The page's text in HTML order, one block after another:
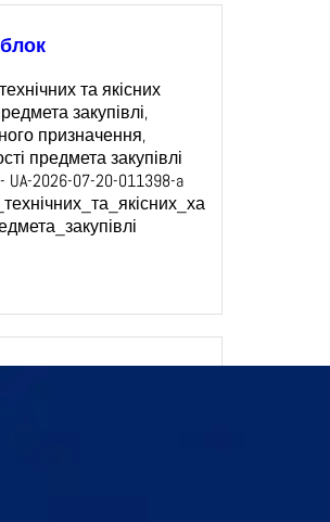
та якісних
закупівлі,
призначення,
предмета закупівлі
2026-07-20-011398-a